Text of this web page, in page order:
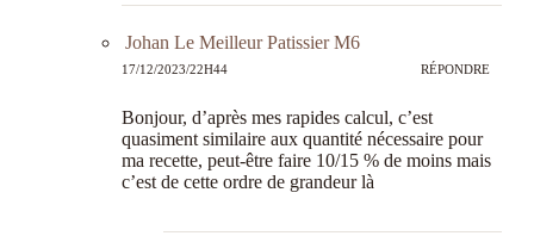
Johan Le Meilleur Patissier M6
17/12/2023/22H44 RÉPONDRE
Bonjour, d’après mes rapides calcul, c’est
quasiment similaire aux quantité nécessaire pour
ma recette, peut-être faire 10/15 % de moins mais
c’est de cette ordre de grandeur là